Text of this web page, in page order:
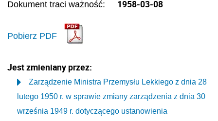
Dokument traci ważność: 1958-03-08
Pobierz PDF
Jest zmieniany przez:
Zarządzenie Ministra Przemysłu Lekkiego z dnia 28
lutego 1950 r. w sprawie zmiany zarządzenia z dnia 30
września 1949 r. dotyczącego ustanowienia